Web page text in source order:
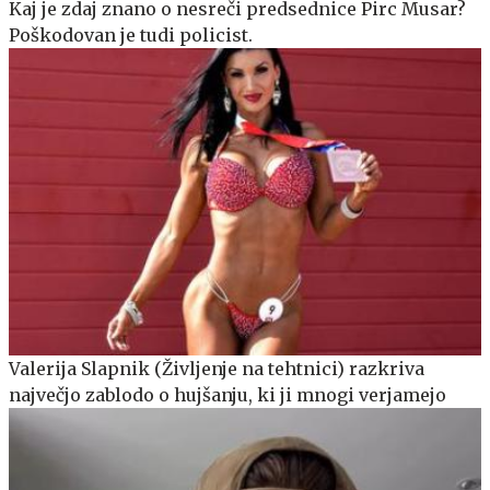
Kaj je zdaj znano o nesreči predsednice Pirc Musar?
Poškodovan je tudi policist.
Valerija Slapnik (Življenje na tehtnici) razkriva
največjo zablodo o hujšanju, ki ji mnogi verjamejo